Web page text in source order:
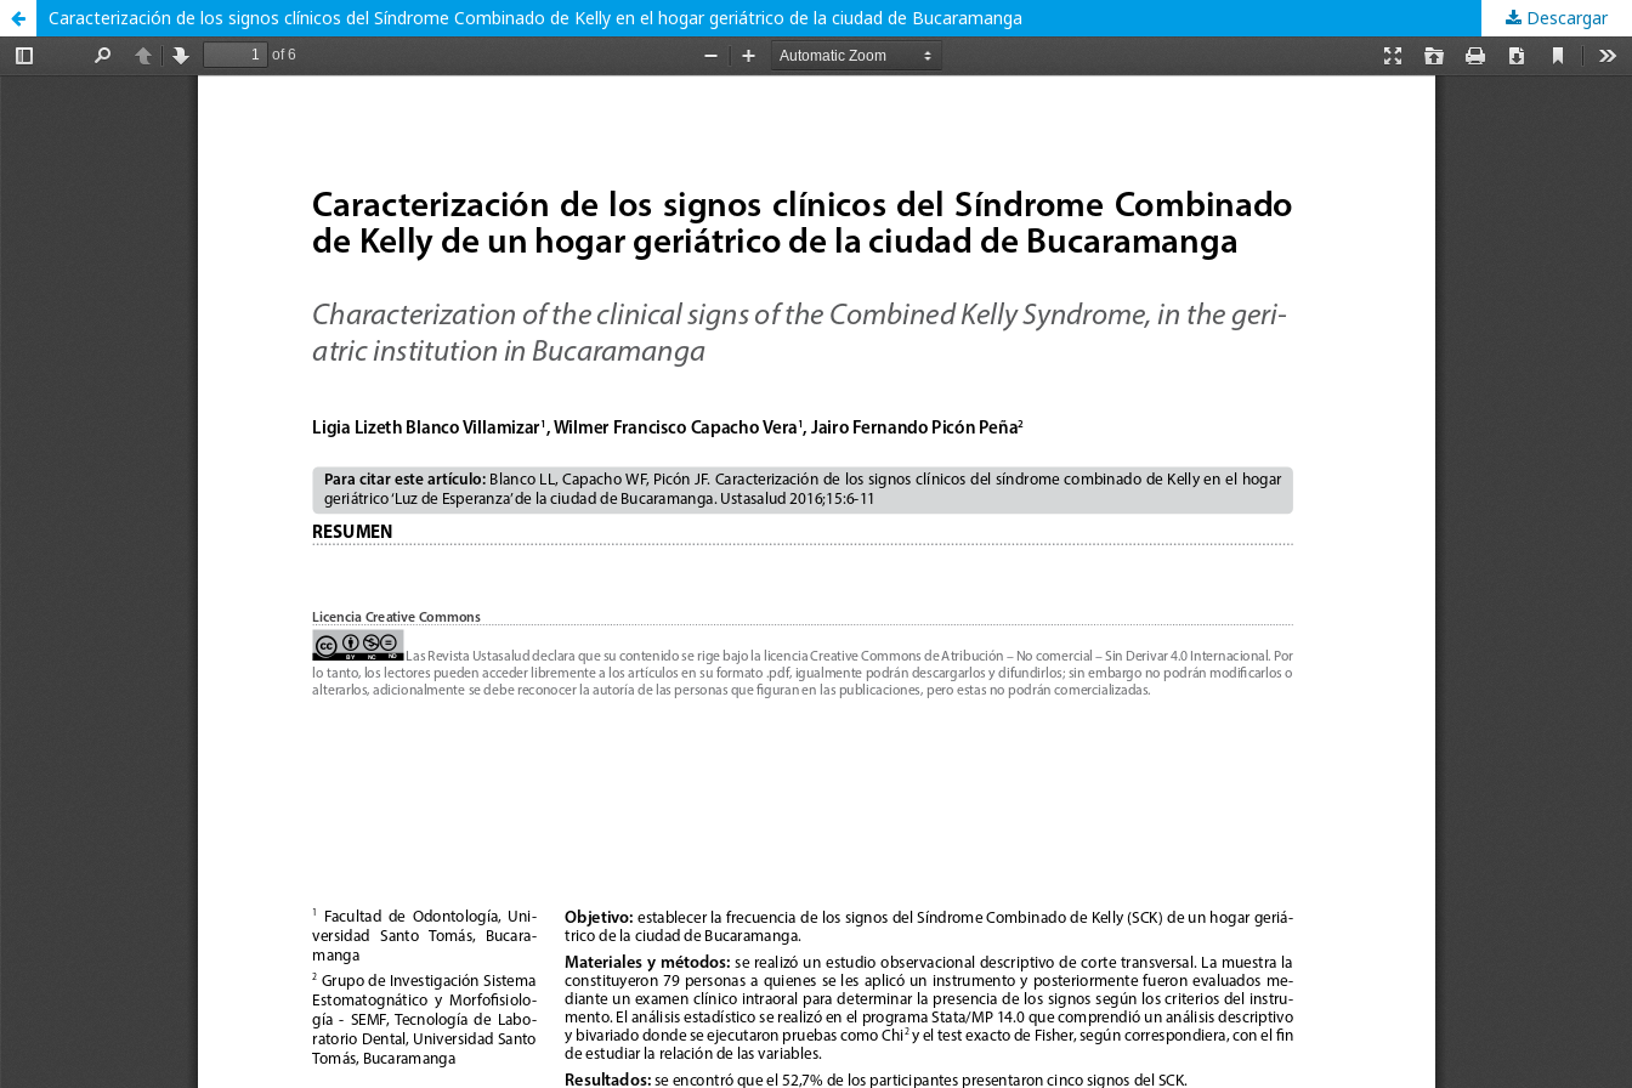
Caracterización de los signos clínicos del Síndrome Combinado de Kelly en el hogar geriátrico de la ciudad de Bucaramanga Descargar